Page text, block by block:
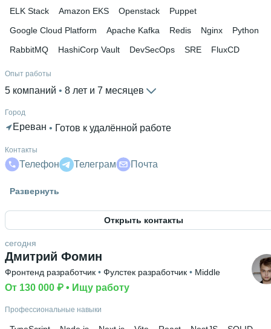
ELK Stack
Amazon EKS Openstack
Puppet
Google Cloud Platform
Apache Kafka Redis Nginx
Python
RabbitMQ
HashiCorp Vault DevSecOps SRE FluxCD
Опыт работы
5 компаний 8 лет и 7 месяцев
Город
Ереван • Готов к удалённой работе
Контакты
Телефон Телеграм Почта
Высшее образование
ГФ ИжГТУ • Автоматизированных систем обработки
информации и управления •
Развернуть
Открыть контакты
Дмитрий Фомин
сегодня
Фронтенд разработчик • Фулстек разработчик • Middle
От 130 000 ₽ • Ищу работу
Профессиональные навыки